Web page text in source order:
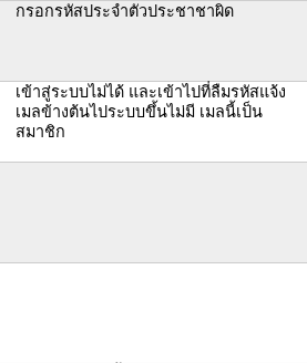
กรอกรหัสประจำตัวประชาชาผิด
เข้าสู่ระบบไม่ได้ และเข้าไปที่ลืมรหัสแจ้ง
เมลข้างต้นไประบบขึ้นไม่มี เมลนี้เป็น
สมาชิก